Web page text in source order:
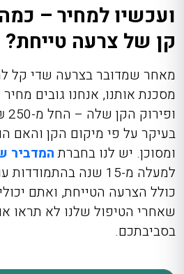
ועכשיו למחיר –
קן של צרעה טייחת?
מאחר שמדובר בצרעה שדי קל
מסכנת אותנו, אנחנו גובים
בעיקר על פי מיקום הקן והאם
ומסוכן. יש לנו בחברתהמדביר
למעלה מ-15 שנה
כולל הצרעה הטייחת, ואתם
שאחרי הטיפול שלנו לא תראו
בסביבתכם.